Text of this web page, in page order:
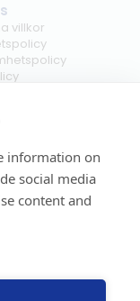
information on
social media
content and
villkor